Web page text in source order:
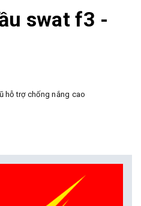
swat f3 -
hỗ trợ chống nắng cao